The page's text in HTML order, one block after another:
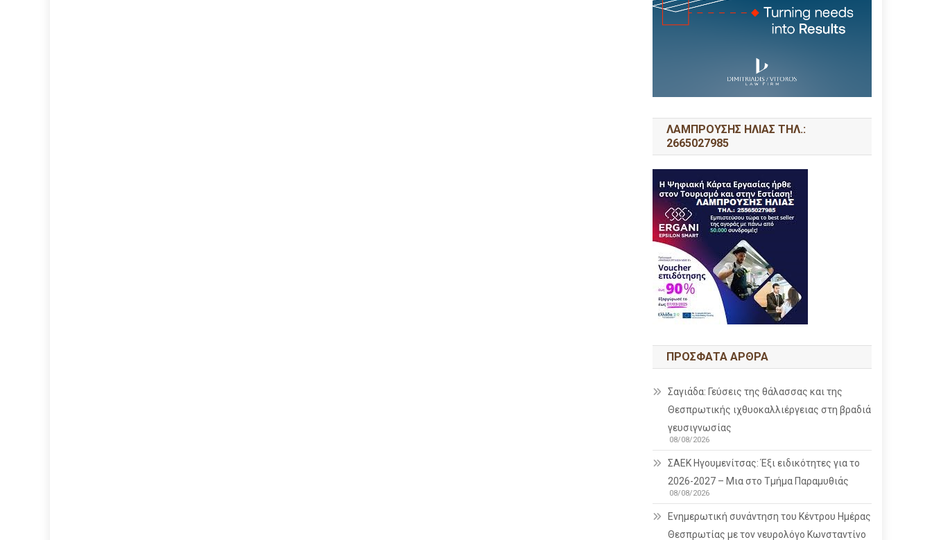
ΛΑΜΠΡΟΥΣΗΣ ΗΛΙΑΣ ΤΗΛ.:
2665027985
ΠΡΌΣΦΑΤΑ ΆΡΘΡΑ
Σαγιάδα: Γεύσεις της θάλασσας και της
Θεσπρωτικής ιχθυοκαλλιέργειας στη βραδιά
γευσιγνωσίας
08/08/2026
ΣΑΕΚ Ηγουμενίτσας: Έξι ειδικότητες για το
2026-2027 – Μια στο Τμήμα Παραμυθιάς
08/08/2026
Ενημερωτική συνάντηση του Κέντρου Ημέρας
Θεσπρωτίας με τον νευρολόγο Κωνσταντίνο